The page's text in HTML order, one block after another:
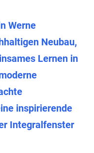
Werne
Neubau,
Lernen in
inspirierende
Integralfenster